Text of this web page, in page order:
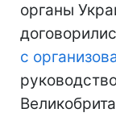
органы
с